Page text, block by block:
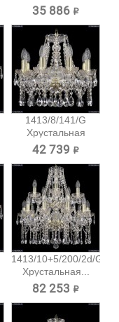
подвесная...
35 886 ₽
1413/8/141/G
Хрустальная
подвесная...
42 739 ₽
1413/10+5/200/2d/G
Хрустальная...
82 253 ₽